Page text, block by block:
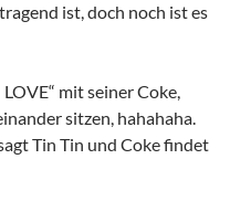
ist, doch noch ist es
mit seiner Coke,
sitzen, hahahaha.
Tin Tin und Coke findet